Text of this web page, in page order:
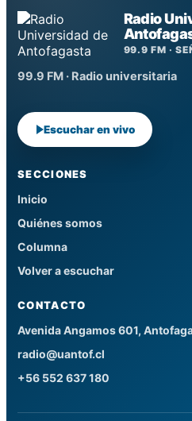
Radio
99.9 FM ·
99.9 FM · Radio universitaria
Escuchar en vivo
SECCIONES
Inicio
Quiénes somos
Columna
Volver a escuchar
CONTACTO
Avenida Angamos 601,
radio@uantof.cl
+56 552 637 180